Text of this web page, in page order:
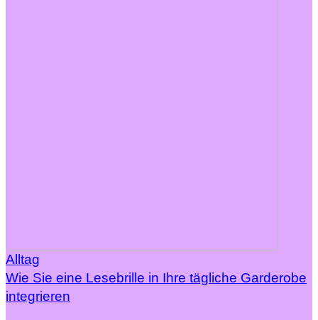
Alltag
Wie Sie eine Lesebrille in Ihre tägliche Garderobe
integrieren